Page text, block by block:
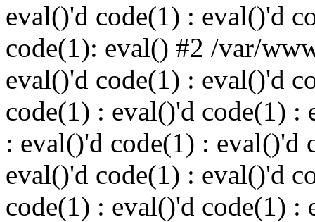
eval()'d code(1) : eval()'d
code(1): eval() #2 /var/
eval()'d code(1) : eval()'d
code(1) : eval()'d code(1) :
: eval()'d code(1) : eval()'d
eval()'d code(1) : eval()'d
code(1) : eval()'d code(1) :